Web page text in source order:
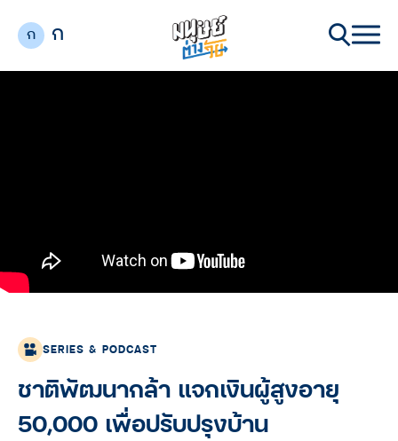
ก ก
SERIES & PODCAST
ชาติพัฒนากล้า แจกเงินผู้สูงอายุ
50,000 เพื่อปรับปรุงบ้าน